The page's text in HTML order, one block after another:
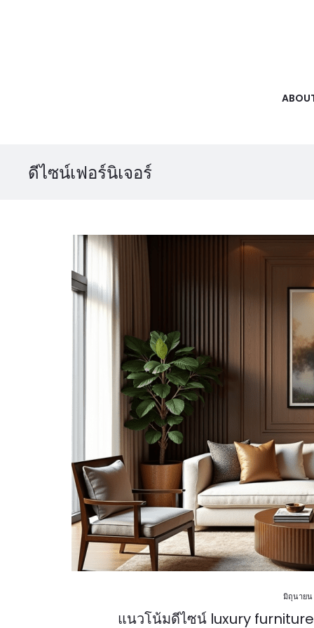
ดีไซน์เฟอร์นิเจอร์
มิถุนายน
แนวโน้มดีไซน์ luxury